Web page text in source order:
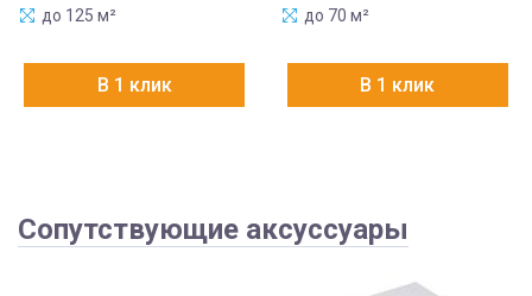
до 125 м²
В 1 клик
до 70 м²
В 1 клик
Сопутствующие аксуссуары